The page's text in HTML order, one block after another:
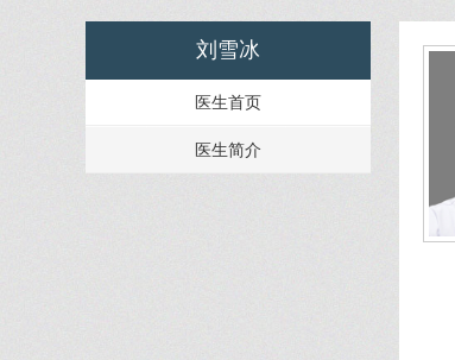
刘雪冰
医生首页
医生简介